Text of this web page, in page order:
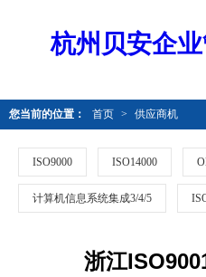
杭州贝安企
您当前的位置： 首页 > 供应商机
ISO9000 ISO14000
计算机信息系统集成3/4/5
浙江